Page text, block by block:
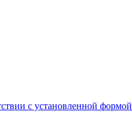
с установленной формой